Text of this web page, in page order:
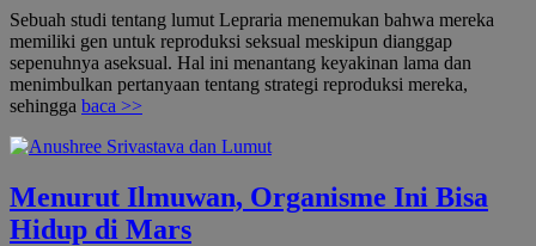
Sebuah studi tentang lumut Lepraria menemukan bahwa mereka
memiliki gen untuk reproduksi seksual meskipun dianggap
sepenuhnya aseksual. Hal ini menantang keyakinan lama dan
menimbulkan pertanyaan tentang strategi reproduksi mereka,
sehingga baca >>
Menurut Ilmuwan, Organisme Ini Bisa
Hidup di Mars